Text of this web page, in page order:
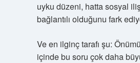
uyku düzeni, hatta sosyal
bağlantılı olduğunu fark
Ve en ilginç tarafı şu:
içinde bu soru çok daha